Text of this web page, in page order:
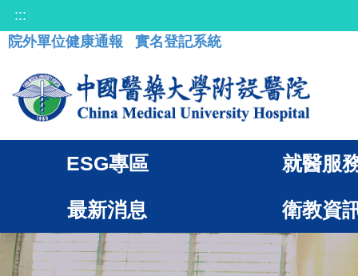
:::
院外單位健康通報
實名登記系統
ESG專區 就醫服
最新消息 衛教資